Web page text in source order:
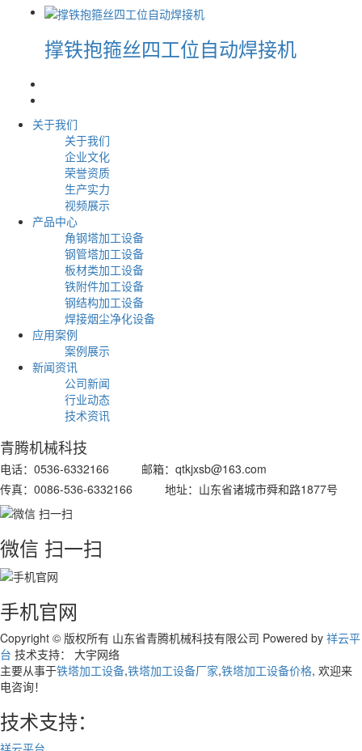
撑铁抱箍丝四工位自动焊接机
关于我们
关于我们
企业文化
荣誉资质
生产实力
视频展示
产品中心
角钢塔加工设备
钢管塔加工设备
板材类加工设备
铁附件加工设备
钢结构加工设备
焊接烟尘净化设备
应用案例
案例展示
新闻资讯
公司新闻
行业动态
技术资讯
青腾机械科技
电话：0536-6332166 邮箱：qtkjxsb@163.com
传真：0086-536-6332166 地址：山东省诸城市舜和路1877号
微信 扫一扫
手机官网
Copyright © 版权所有 山东省青腾机械科技有限公司 Powered by 祥云平
台 技术支持： 大宇网络
主要从事于铁塔加工设备,铁塔加工设备厂家,铁塔加工设备价格, 欢迎来
电咨询！
技术支持：